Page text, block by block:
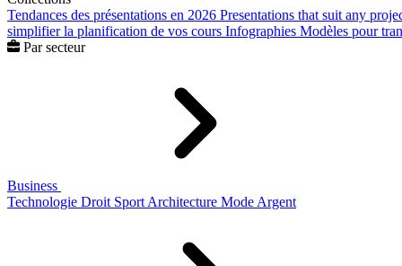
Tendances des présentations en 2026 Presentations that suit any
simplifier la planification de vos cours Infographies Modèles pour
Par secteur
Business
Technologie Droit Sport Architecture Mode Argent